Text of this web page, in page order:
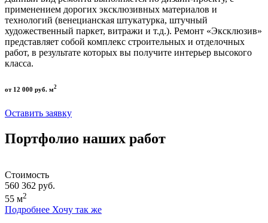
применением дорогих эксклюзивных материалов и
технологий (венецианская штукатурка, штучный
художественный паркет, витражи и т.д.). Ремонт «Эксклюзив»
представляет собой комплекс строительных и отделочных
работ, в результате которых вы получите интерьер высокого
класса.
от 12 000 руб. м2
Оставить заявку
Портфолио наших работ
Стоимость
560 362 руб.
55 м2
Подробнее Хочу так же